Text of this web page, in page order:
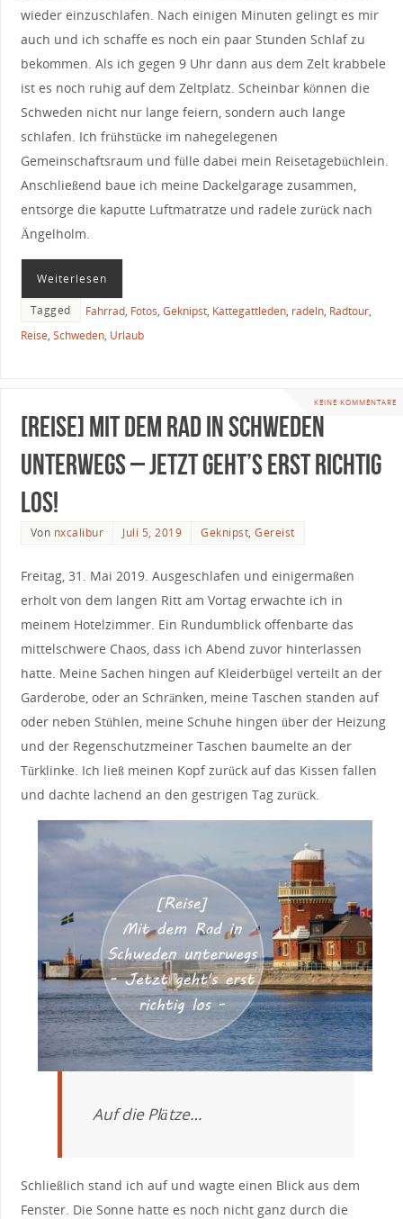
wieder einzuschlafen. Nach einigen Minuten gelingt es mir
auch und ich schaffe es noch ein paar Stunden Schlaf zu
bekommen. Als ich gegen 9 Uhr dann aus dem Zelt krabbele
ist es noch ruhig auf dem Zeltplatz. Scheinbar können die
Schweden nicht nur lange feiern, sondern auch lange
schlafen. Ich frühstücke im nahegelegenen
Gemeinschaftsraum und fülle dabei mein Reisetagebüchlein.
Anschließend baue ich meine Dackelgarage zusammen,
entsorge die kaputte Luftmatratze und radele zurück nach
Ängelholm.
Weiterlesen
Tagged Fahrrad, Fotos, Geknipst, Kattegattleden, radeln, Radtour,
Reise, Schweden, Urlaub
KEINE KOMMENTARE
[Reise] Mit dem Rad in Schweden
unterwegs – Jetzt geht’s erst richtig
los!
Von nxcalibur Juli 5, 2019 Geknipst,Gereist
Freitag, 31. Mai 2019. Ausgeschlafen und einigermaßen
erholt von dem langen Ritt am Vortag erwachte ich in
meinem Hotelzimmer. Ein Rundumblick offenbarte das
mittelschwere Chaos, dass ich Abend zuvor hinterlassen
hatte. Meine Sachen hingen auf Kleiderbügel verteilt an der
Garderobe, oder an Schränken, meine Taschen standen auf
oder neben Stühlen, meine Schuhe hingen über der Heizung
und der Regenschutzmeiner Taschen baumelte an der
Türklinke. Ich ließ meinen Kopf zurück auf das Kissen fallen
und dachte lachend an den gestrigen Tag zurück.
Auf die Plätze…
Schließlich stand ich auf und wagte einen Blick aus dem
Fenster. Die Sonne hatte es noch nicht ganz durch die